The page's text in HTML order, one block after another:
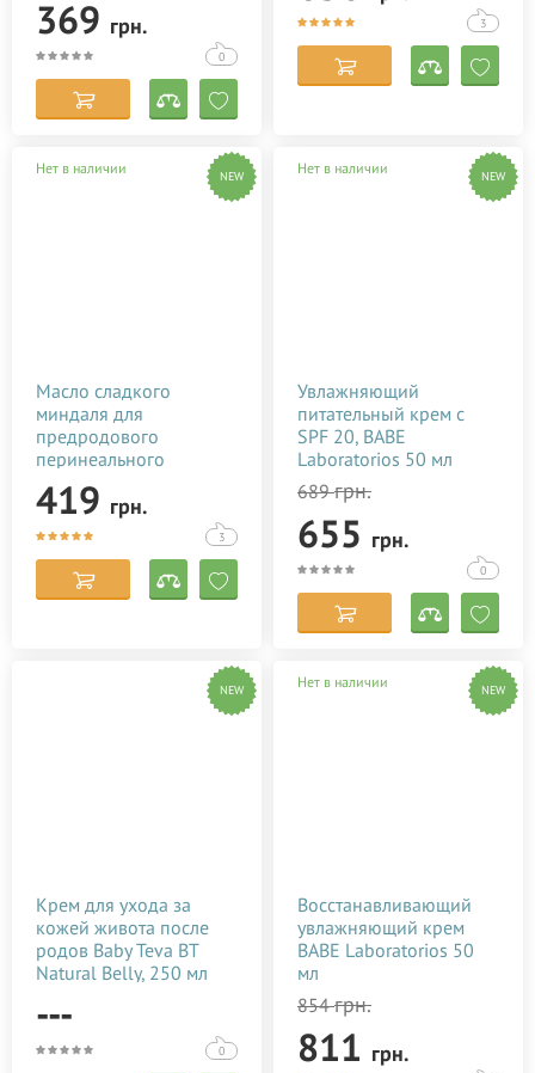
369 грн.
0
3
Нет в наличии NEW
Масло сладкого
миндаля для
предродового
перинеального
массажа (100 мл)
419 грн.
3
Нет в наличии NEW
Увлажняющий
питательный крем с
SPF 20, BABE
Laboratorios 50 мл
689грн.
655 грн.
0
NEW
Крем для ухода за
кожей живота после
родов Baby Teva BT
Natural Belly, 250 мл
---
0
Нет в наличии NEW
Восстанавливающий
увлажняющий крем
BABE Laboratorios 50
мл
854грн.
811 грн.